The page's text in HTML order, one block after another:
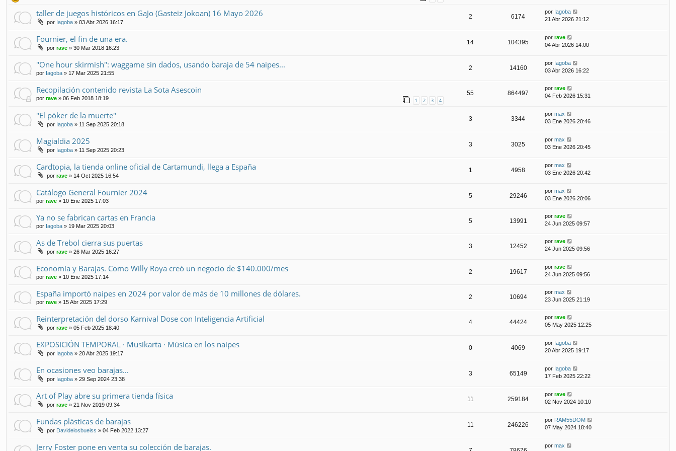
taller de juegos históricos en GaJo (Gasteiz Jokoan) 16 Mayo 2026
por Iagoba » 03 Abr 2026 16:17
2 6174
por Iagoba
21 Abr 2026 21:12
Fournier, el fin de una era.
por rave » 30 Mar 2018 16:23
14 104395
por rave
04 Abr 2026 14:00
"One hour skirmish": waggame sin dados, usando baraja de 54 naipes...
por Iagoba » 17 Mar 2025 21:55
2 14160
por Iagoba
03 Abr 2026 16:22
Recopilación contenido revista La Sota Asescoin
por rave » 06 Feb 2018 18:19 1 2 3 4
55 864497
por rave
04 Feb 2026 15:31
"El póker de la muerte"
por Iagoba » 11 Sep 2025 20:18
3 3344
por max
03 Ene 2026 20:46
Magialdia 2025
por Iagoba » 11 Sep 2025 20:23
3 3025
por max
03 Ene 2026 20:45
Cardtopia, la tienda online oficial de Cartamundi, llega a España
por rave » 14 Oct 2025 16:54
1 4958
por max
03 Ene 2026 20:42
Catálogo General Fournier 2024
por rave » 10 Ene 2025 17:03
5 29246
por max
03 Ene 2026 20:06
Ya no se fabrican cartas en Francia
por Iagoba » 19 Mar 2025 20:03
5 13991
por rave
24 Jun 2025 09:57
As de Trebol cierra sus puertas
por rave » 26 Mar 2025 16:27
3 12452
por rave
24 Jun 2025 09:56
Economía y Barajas. Como Willy Roya creó un negocio de $140.000/mes
por rave » 10 Ene 2025 17:14
2 19617
por rave
24 Jun 2025 09:56
España importó naipes en 2024 por valor de más de 10 millones de dólares.
por rave » 15 Abr 2025 17:29
2 10694
por max
23 Jun 2025 21:19
Reinterpretación del dorso Karnival Dose con Inteligencia Artificial
por rave » 05 Feb 2025 18:40
4 44424
por rave
05 May 2025 12:25
EXPOSICIÓN TEMPORAL · Musikarta · Música en los naipes
por Iagoba » 20 Abr 2025 19:17
0 4069
por Iagoba
20 Abr 2025 19:17
En ocasiones veo barajas...
por Iagoba » 29 Sep 2024 23:38
3 65149
por Iagoba
17 Feb 2025 22:22
Art of Play abre su primera tienda física
por rave » 21 Nov 2019 09:34
11 259184
por rave
02 Nov 2024 10:10
Fundas plásticas de barajas
por Davidelosbueiss » 04 Feb 2022 13:27
11 246226
por RAM55DOM
07 May 2024 18:40
Jerry Foster pone en venta su colección de barajas. por max